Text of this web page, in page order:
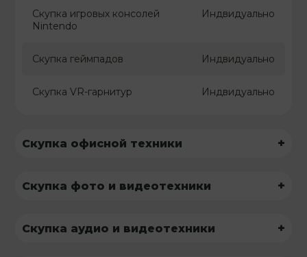
Скупка игровых консолей
Nintendo
Индвидуально
Скупка геймпадов Индвидуально
Скупка VR-гарнитур Индвидуально
Скупка офисной техники +
Скупка фото и видеотехники +
Скупка аудио и видеотехники +